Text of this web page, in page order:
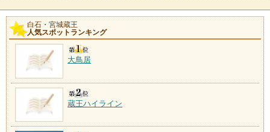
白石・宮城蔵王
人気スポットランキング
大鳥居
蔵王ハイライン